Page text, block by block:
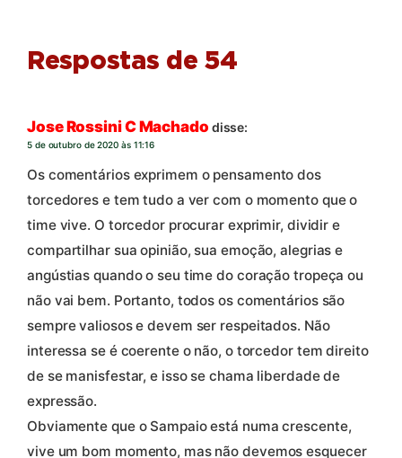
Respostas de 54
Jose Rossini C Machado disse:
5 de outubro de 2020 às 11:16
Os comentários exprimem o pensamento dos
torcedores e tem tudo a ver com o momento que o
time vive. O torcedor procurar exprimir, dividir e
compartilhar sua opinião, sua emoção, alegrias e
angústias quando o seu time do coração tropeça ou
não vai bem. Portanto, todos os comentários são
sempre valiosos e devem ser respeitados. Não
interessa se é coerente o não, o torcedor tem direito
de se manisfestar, e isso se chama liberdade de
expressão.
Obviamente que o Sampaio está numa crescente,
vive um bom momento, mas não devemos esquecer